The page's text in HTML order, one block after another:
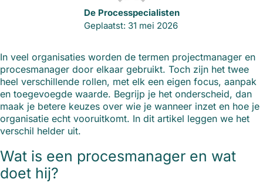
De Processpecialisten
Geplaatst: 31 mei 2026
In veel organisaties worden de termen projectmanager en
procesmanager door elkaar gebruikt. Toch zijn het twee
heel verschillende rollen, met elk een eigen focus, aanpak
en toegevoegde waarde. Begrijp je het onderscheid, dan
maak je betere keuzes over wie je wanneer inzet en hoe je
organisatie echt vooruitkomt. In dit artikel leggen we het
verschil helder uit.
Wat is een procesmanager en wat
doet hij?